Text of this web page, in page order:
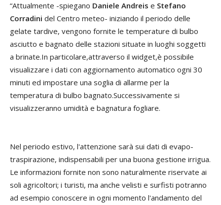
“Attualmente -spiegano Daniele Andreis e Stefano
Corradini del Centro meteo- iniziando il periodo delle
gelate tardive, vengono fornite le temperature di bulbo
asciutto e bagnato delle stazioni situate in luoghi soggetti
a brinate.In particolare,attraverso il widget,è possibile
visualizzare i dati con aggiornamento automatico ogni 30
minuti ed impostare una soglia di allarme per la
temperatura di bulbo bagnato.Successivamente si
visualizzeranno umidità e bagnatura fogliare.
Nel periodo estivo, l'attenzione sarà sui dati di evapo-
traspirazione, indispensabili per una buona gestione irrigua.
Le informazioni fornite non sono naturalmente riservate ai
soli agricoltori; i turisti, ma anche velisti e surfisti potranno
ad esempio conoscere in ogni momento l'andamento del